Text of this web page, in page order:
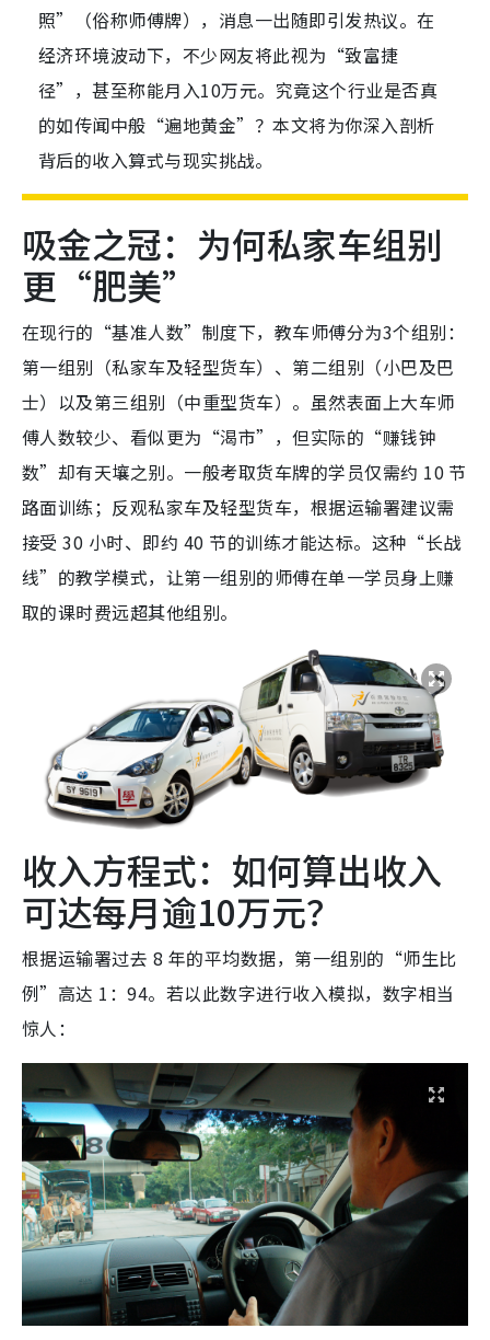
照”（俗称师傅牌），消息一出随即引发热议。在
经济环境波动下，不少网友将此视为“致富捷
径”，甚至称能月入10万元。究竟这个行业是否真
的如传闻中般“遍地黄金”？本文将为你深入剖析
背后的收入算式与现实挑战。
吸金之冠：为何私家车组别
更“肥美”
在现行的“基准人数”制度下，教车师傅分为3个组别：
第一组别（私家车及轻型货车）、第二组别（小巴及巴
士）以及第三组别（中重型货车）。虽然表面上大车师
傅人数较少、看似更为“渴市”，但实际的“赚钱钟
数”却有天壤之别。一般考取货车牌的学员仅需约 10 节
路面训练；反观私家车及轻型货车，根据运输署建议需
接受 30 小时、即约 40 节的训练才能达标。这种“长战
线”的教学模式，让第一组别的师傅在单一学员身上赚
取的课时费远超其他组别。
收入方程式：如何算出收入
可达每月逾10万元？
根据运输署过去 8 年的平均数据，第一组别的“师生比
例”高达 1：94。若以此数字进行收入模拟，数字相当
惊人：